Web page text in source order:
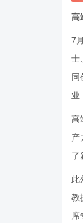
高
7月
士
同
业
高
产
了
此
教
席